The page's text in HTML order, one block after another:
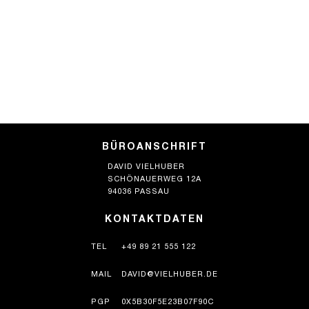
BÜROANSCHRIFT
DAVID VIELHUBER
SCHÖNAUERWEG 12A
94036 PASSAU
KONTAKTDATEN
TEL +49 89 21 555 122
MAIL DAVID@VIELHUBER.DE
PGP 0X5B30F5E23B07F90C